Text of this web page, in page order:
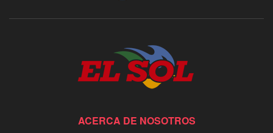
ACERCA DE NOSOTROS